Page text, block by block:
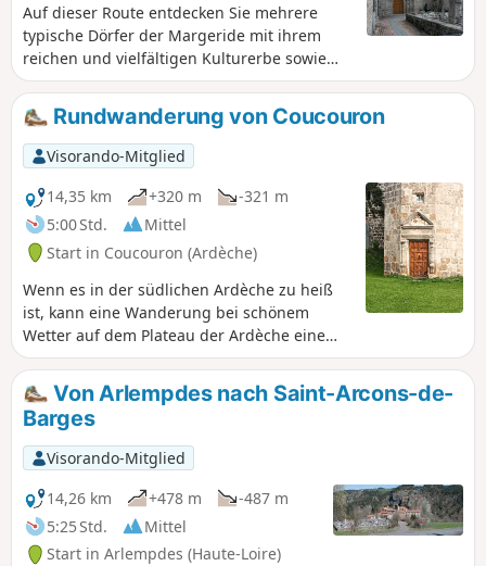
Auf dieser Route entdecken Sie mehrere
typische Dörfer der Margeride mit ihrem
reichen und vielfältigen Kulturerbe sowie
den wunderschönen Wald von Patus, wo Sie
die unberührte Natur genießen können.
Rundwanderung von Coucouron
Visorando-Mitglied
14,35 km
+320 m
-321 m
5:00 Std.
Mittel
Start in Coucouron (Ardèche)
Wenn es in der südlichen Ardèche zu heiß
ist, kann eine Wanderung bei schönem
Wetter auf dem Plateau der Ardèche eine
gute Idee sein. Diese anspruchslose
Rundwanderung, die von einem örtlichen
Zentrum aus startet, verläuft größtenteils
auf Feldwegen oder kleinen Straßen und
bietet an einigen Stellen schöne Ausblicke
auf die Kuppen.
Von Arlempdes nach Saint-Arcons-de-
Barges
Visorando-Mitglied
14,26 km
+478 m
-487 m
5:25 Std.
Mittel
Start in Arlempdes (Haute-Loire)